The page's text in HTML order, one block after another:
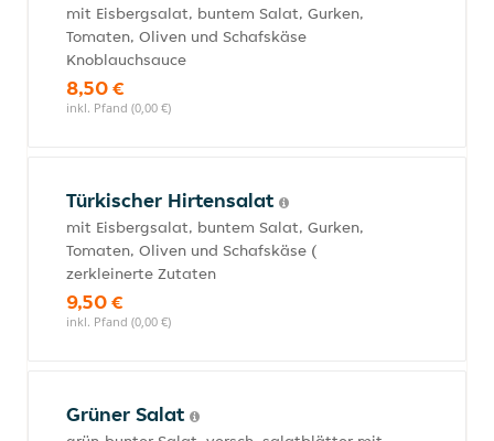
mit Eisbergsalat, buntem Salat, Gurken,
Tomaten, Oliven und Schafskäse
Knoblauchsauce
8,50 €
inkl. Pfand (0,00 €)
Türkischer Hirtensalat
mit Eisbergsalat, buntem Salat, Gurken,
Tomaten, Oliven und Schafskäse (
zerkleinerte Zutaten
9,50 €
inkl. Pfand (0,00 €)
Grüner Salat